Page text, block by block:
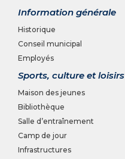
Information générale
Historique
Conseil municipal
Employés
Sports, culture et loisirs
Maison des jeunes
Bibliothèque
Salle d’entraînement
Camp de jour
Infrastructures